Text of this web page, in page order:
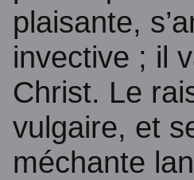
plaisante,
invective ; il
Christ. Le
vulgaire, et
méchante